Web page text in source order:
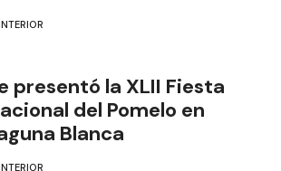
presentó la XLII Fiesta
del Pomelo en
Blanca